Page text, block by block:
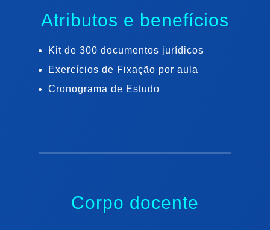
Atributos e benefícios
Kit de 300 documentos jurídicos
Exercícios de Fixação por aula
Cronograma de Estudo
Corpo docente